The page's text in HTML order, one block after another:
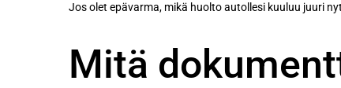
Jos olet epävarma, mikä huolto autollesi kuuluu juuri
Mitä